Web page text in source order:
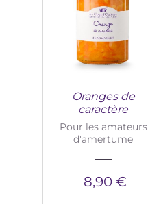
Oranges de
caractère
Pour les amateurs
d'amertume
8,90 €